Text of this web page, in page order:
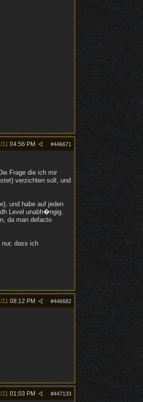
#446671
11 04:56 PM
Frage die ich mir
verzichten soll, und
und habe auf jeden
Level unabh�ngig.
da man defacto
dass ich
#446682
11 08:12 PM
#447133
11 01:03 PM